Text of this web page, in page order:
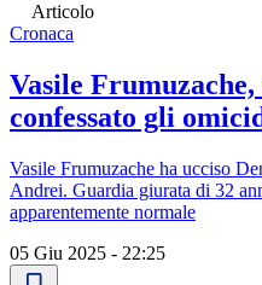
Articolo
Cronaca
Vasile
confessato gli
Vasile Frumuzache ha ucciso
Andrei. Guardia giurata di 32
apparentemente normale
05 Giu 2025 - 22:25